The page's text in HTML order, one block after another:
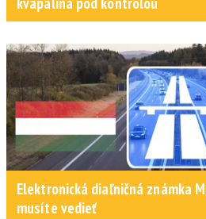
Elektronická diaľničná známka
musíte vedieť